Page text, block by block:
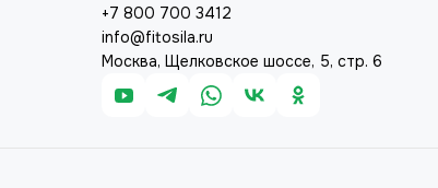
+7 800 700 3412
info@fitosila.ru
Москва, Щелковское шоссе, 5, стр. 6